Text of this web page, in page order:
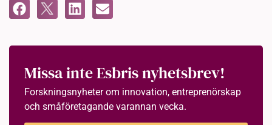
Missa inte Esbris nyhetsbrev!
Forskningsnyheter om innovation, entreprenörskap
och småföretagande varannan vecka.